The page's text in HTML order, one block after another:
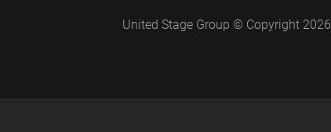
United Stage Group © Copyright 2026